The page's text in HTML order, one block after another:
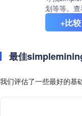
划等等。
+比较
最佳
我们评估了一些最好的基